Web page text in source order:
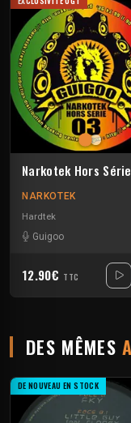
Narkotek Hors
NARKOTEK
Hardtek
Guigoo
12.90€ TTC
DES MÊMES
DE NOUVEAU EN STOCK